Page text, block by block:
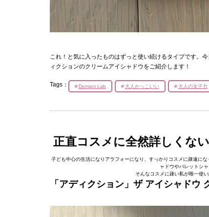
これ！と気に入ったものはずっと使い続けるタイプです。
ィクションのクリームアイシャドウをご紹介します！
Tags： Domani Lab 大人かっこいい 大人の女子力
正直コスメに全然詳しくな
子ども中心の生活になりアラフォーになり、すっかりコスメに疎遠に
ャドウやパレットシ
そんなコスメに疎い私が唯一使い
「アディクション」ザ アイシャドウ